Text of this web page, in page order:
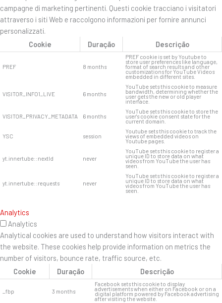
campagne di marketing pertinenti. Questi cookie tracciano i visitatori
attraverso i siti Web e raccolgono informazioni per fornire annunci
personalizzati.
Cookie
Duração Descrição
PREF 8 months
PREF cookie is set by Youtube to
store user preferences like language,
format of search results and other
customizations for YouTube Videos
embedded in different sites.
VISITOR_INFO1_LIVE 6 months
YouTube sets this cookie to measure
bandwidth, determining whether the
user gets the new or old player
interface.
VISITOR_PRIVACY_METADATA 6 months
YouTube sets this cookie to store the
user's cookie consent state for the
current domain.
YSC session
Youtube sets this cookie to track the
views of embedded videos on
Youtube pages.
yt.innertube::nextId never
YouTube sets this cookie to register a
unique ID to store data on what
videos from YouTube the user has
seen.
yt.innertube::requests never
YouTube sets this cookie to register a
unique ID to store data on what
videos from YouTube the user has
seen.
Analytics
Analytics
Analytical cookies are used to understand how visitors interact with
the website. These cookies help provide information on metrics the
number of visitors, bounce rate, traffic source, etc.
Cookie
Duração Descrição
_fbp 3 months
Facebook sets this cookie to display
advertisements when either on Facebook or on a
digital platform powered by Facebook advertising
after visiting the website.